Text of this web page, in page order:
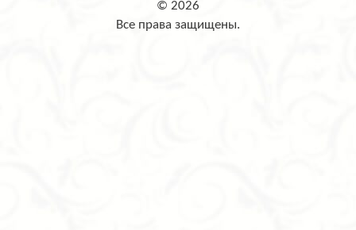
© 2026
Все права защищены.